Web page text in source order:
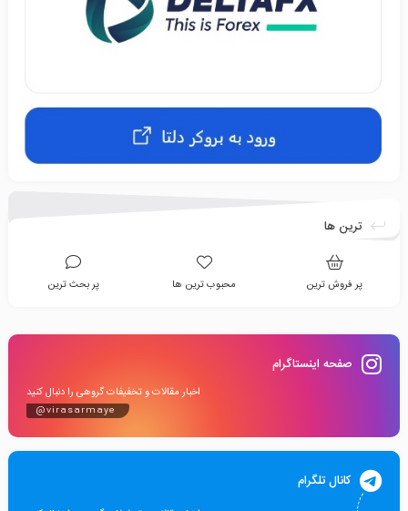
ترین ها
پر فروش ترین محبوب ترین ها پر بحث ترین
صفحه اینستاگرام
اخبار مقالات و تخفیفات گروهی را دنبال کنید
@virasarmaye
کانال تلگرام